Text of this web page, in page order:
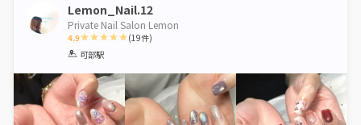
Lemon_Nail.12
Private Nail Salon Lemon
4.9
1 2 3
(19件)
可部駅